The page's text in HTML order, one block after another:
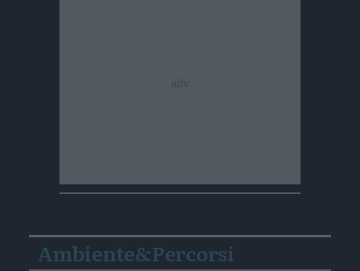
Ambiente&Percorsi